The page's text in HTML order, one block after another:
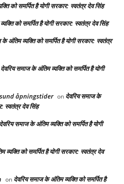
को समर्पित है योगी सरकार: स्वतंत्र देव सिंह
को समर्पित है योगी सरकार: स्वतंत्र देव सिंह
अंतिम व्यक्ति को समर्पित है योगी सरकार: स्वतंत्र
देवरिय समाज के अंतिम व्यक्ति को समर्पित है योगी
åpningstider on देवरिय समाज के
स्वतंत्र देव सिंह
देवरिय समाज के अंतिम व्यक्ति को समर्पित है योगी
व्यक्ति को समर्पित है योगी सरकार: स्वतंत्र देव
on देवरिय समाज के अंतिम व्यक्ति को समर्पित है